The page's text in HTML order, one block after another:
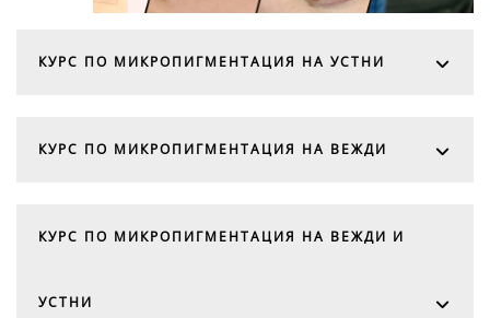
КУРС ПО МИКРОПИГМЕНТАЦИЯ НА УСТНИ
КУРС ПО МИКРОПИГМЕНТАЦИЯ НА ВЕЖДИ
КУРС ПО МИКРОПИГМЕНТАЦИЯ НА ВЕЖДИ И
УСТНИ